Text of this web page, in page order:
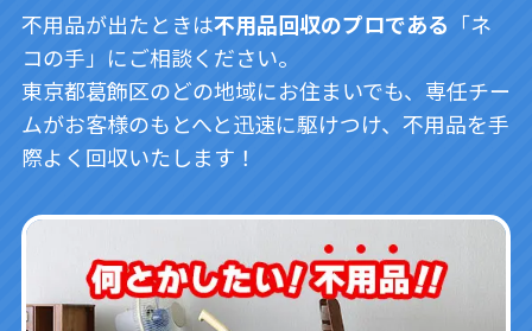
不用品が出たときは不用品回収のプロである 「ネ
コの手」にご相談ください。
東京都葛飾区のどの地域にお住まいでも、専任チー
ムがお客様のもとへと迅速に駆けつけ、不用品を手
際よく回収いたします！